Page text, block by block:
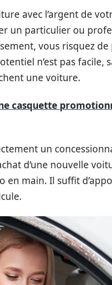
avec l’argent de
un particulier ou
vous risquez
n’est pas facile,
une voiture.
casquette
un
d’une nouvelle
en main. Il suffit